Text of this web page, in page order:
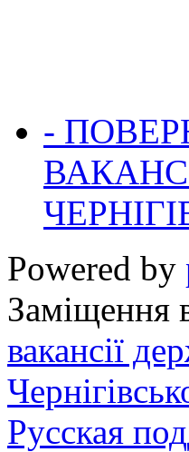
-
Powered by
Заміщення
вакансії
Русская